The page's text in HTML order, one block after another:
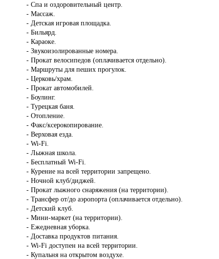
- Спа и оздоровительный центр.
- Массаж.
- Детская игровая площадка.
- Бильярд.
- Караоке.
- Звукоизолированные номера.
- Прокат велосипедов (оплачивается отдельно).
- Маршруты для пеших прогулок.
- Церковь/храм.
- Прокат автомобилей.
- Боулинг.
- Турецкая баня.
- Отопление.
- Факс/ксерокопирование.
- Верховая езда.
- Wi-Fi.
- Лыжная школа.
- Бесплатный Wi-Fi.
- Курение на всей территории запрещено.
- Ночной клуб/диджей.
- Прокат лыжного снаряжения (на территории).
- Трансфер от/до аэропорта (оплачивается отдельно).
- Детский клуб.
- Мини-маркет (на территории).
- Ежедневная уборка.
- Доставка продуктов питания.
- Wi-Fi доступен на всей территории.
- Купальня на открытом воздухе.